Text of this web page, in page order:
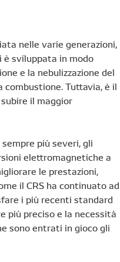
nelle varie generazioni,
è sviluppata in modo
e la nebulizzazione del
combustione. Tuttavia, è il
il maggior
più severi, gli
elettromagnetiche a
le prestazioni,
il CRS ha continuato ad
i più recenti standard
più preciso e la necessità
sono entrati in gioco gli